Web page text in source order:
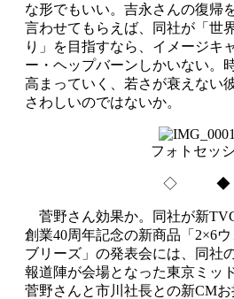
な形でもいい。吉永さんの復帰
言わせてもらえば、同社が「世
り」を目指すなら、イメージキ
ー・ヘップバーンしかいない。
高まっていく、若さが衰えない
さわしいのではないか。
フォトセッ
◇
菅野さん効果か。同社が新
創業40周年記念の新商品「2×6
ブリーズ」の発表会には、同社
報道陣が会場となった東京ミッ
菅野さんと市川社長との新CM